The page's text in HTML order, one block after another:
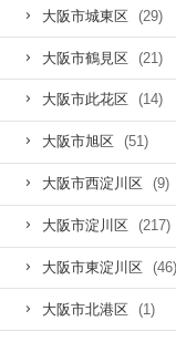
大阪市城東区 (29)
大阪市鶴見区 (21)
大阪市此花区 (14)
大阪市旭区 (51)
大阪市西淀川区 (9)
大阪市淀川区 (217)
大阪市東淀川区 (46)
大阪市北港区 (1)